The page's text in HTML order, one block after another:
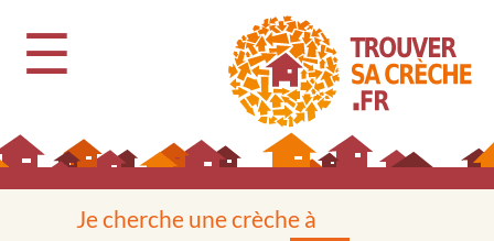
☰
Je cherche une crèche à